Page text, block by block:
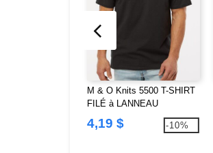
M & O Knits 5500 T-SHIRT
FILÉ à LANNEAU
4,19 $ -10%